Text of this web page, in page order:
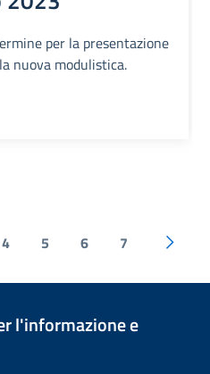
per la presentazione
nuova modulistica.
4 5 6 7
l'informazione e